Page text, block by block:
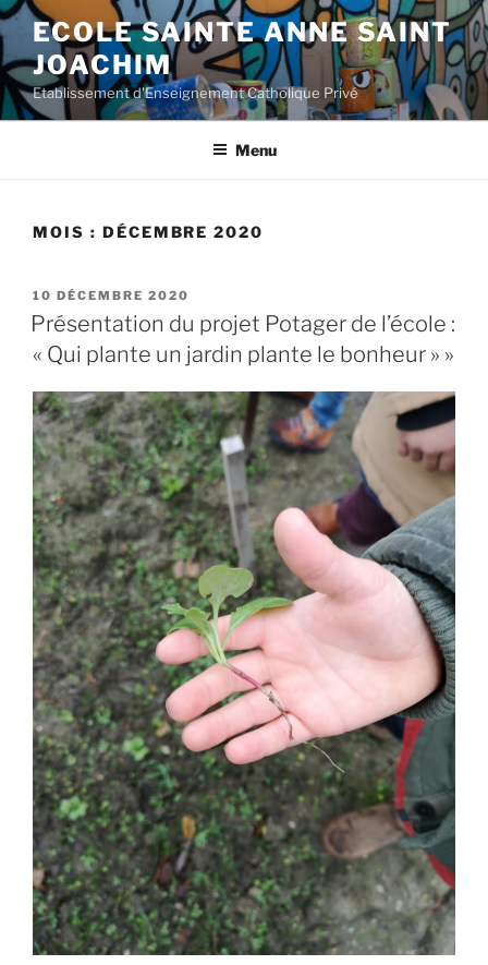
Aller
au
contenu
principal
ECOLE SAINTE ANNE SAINT
JOACHIM
Etablissement d'Enseignement Catholique Privé
Menu
MOIS : DÉCEMBRE 2020
PUBLIÉ
LE
10 DÉCEMBRE 2020
Présentation du projet Potager de l’école :
« Qui plante un jardin plante le bonheur » »